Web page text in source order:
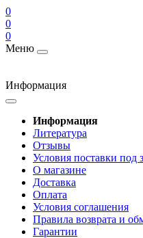
0
0
0
Меню
Информация
Информация
Литература
Отзывы
Условия поставки под
О магазине
Доставка
Оплата
Условия соглашения
Правила возврата и
Гарантии